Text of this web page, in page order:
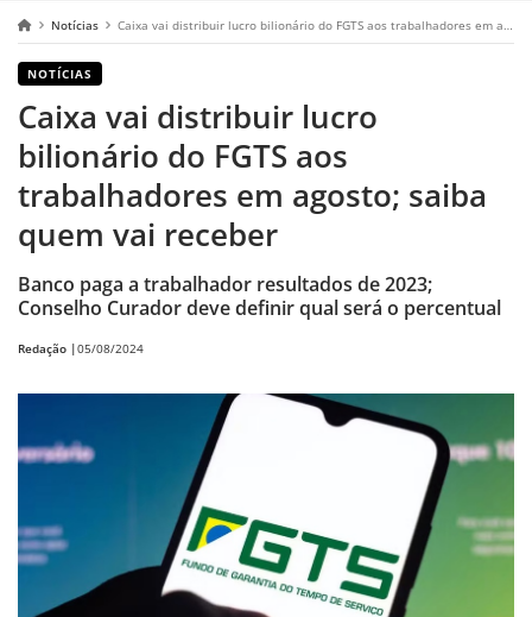
Notícias Caixa vai distribuir lucro bilionário do FGTS aos trabalhadores em agosto; saiba quem vai receber
NOTÍCIAS
Caixa vai distribuir lucro
bilionário do FGTS aos
trabalhadores em agosto; saiba
quem vai receber
Banco paga a trabalhador resultados de 2023;
Conselho Curador deve definir qual será o percentual
Redação |05/08/2024